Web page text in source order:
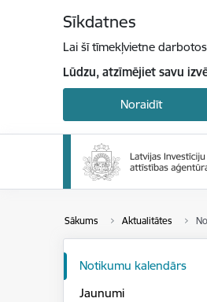
Sīkdatnes
Lai šī tīmekļvietne
Lūdzu, atzīmējiet savu
Noraidīt
Sākums Aktualitātes
Notikumu kalendārs
Jaunumi